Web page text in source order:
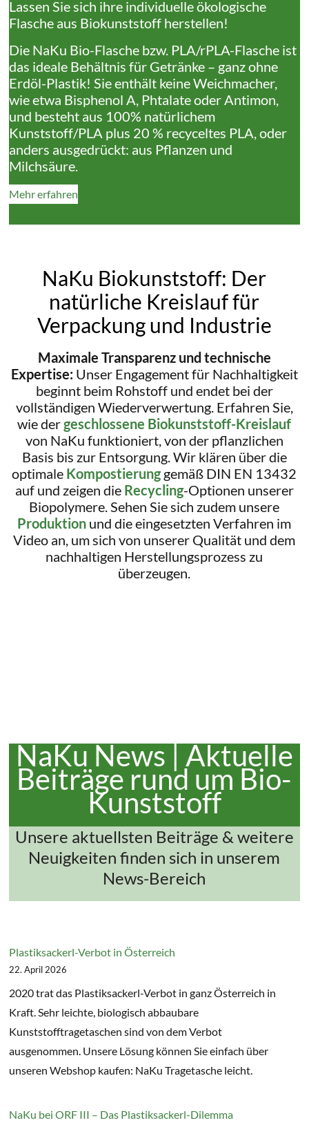
Lassen Sie sich ihre individuelle ökologische
Flasche aus Biokunststoff herstellen!
Die NaKu Bio-Flasche bzw. PLA/rPLA-Flasche ist
das ideale Behältnis für Getränke – ganz ohne
Erdöl-Plastik! Sie enthält keine Weichmacher,
wie etwa Bisphenol A, Phtalate oder Antimon,
und besteht aus 100% natürlichem
Kunststoff/PLA plus 20 % recyceltes PLA, oder
anders ausgedrückt: aus Pflanzen und
Milchsäure.
Mehr erfahren
NaKu Biokunststoff: Der
natürliche Kreislauf für
Verpackung und Industrie
Maximale Transparenz und technische
Expertise:Unser Engagement für Nachhaltigkeit
beginnt beim Rohstoff und endet bei der
vollständigen Wiederverwertung. Erfahren Sie,
wie dergeschlossene Biokunststoff-Kreislauf
von NaKu funktioniert, von der pflanzlichen
Basis bis zur Entsorgung. Wir klären über die
optimale Kompostierunggemäß DIN EN 13432
auf und zeigen die Recycling-Optionen unserer
Biopolymere. Sehen Sie sich zudem unsere
Produktion und die eingesetzten Verfahren im
Video an, um sich von unserer Qualität und dem
nachhaltigen Herstellungsprozess zu
überzeugen.
NaKu News | Aktuelle
Beiträge rund um Bio-
Kunststoff
Unsere aktuellsten Beiträge & weitere
Neuigkeiten finden sich in unserem
News-Bereich
Plastiksackerl-Verbot in Österreich
22. April 2026
2020 trat das Plastiksackerl-Verbot in ganz Österreich in
Kraft. Sehr leichte, biologisch abbaubare
Kunststofftragetaschen sind von dem Verbot
ausgenommen. Unsere Lösung können Sie einfach über
unseren Webshop kaufen: NaKu Tragetasche leicht.
NaKu bei ORF III – Das Plastiksackerl-Dilemma